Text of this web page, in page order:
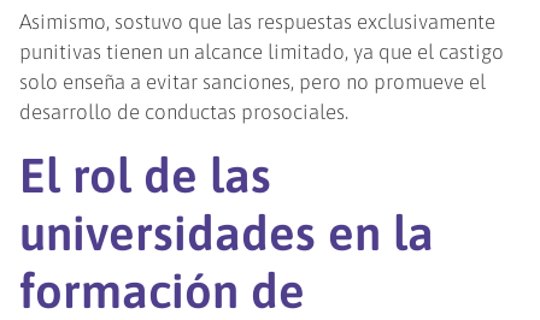
Asimismo, sostuvo que las respuestas exclusivamente
punitivas tienen un alcance limitado, ya que el castigo
solo enseña a evitar sanciones, pero no promueve el
desarrollo de conductas prosociales.
El rol de las
universidades en la
formación de